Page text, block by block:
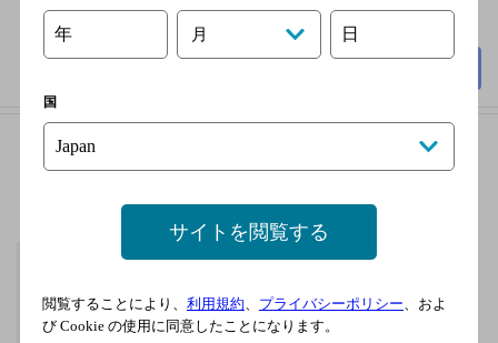
くいもんばぁ
ＪＲ山陽本線 西明石
石駅／ＪＲ山陽新幹
線 西明石駅
年 月 日
国
サイトを閲覧する
閲覧することにより、 利用規約、 プライバシーポリシー、およ
び Cookie の使用に同意したことになります。